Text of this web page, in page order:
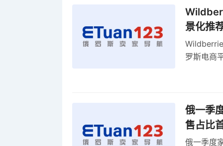
景化推
罗斯电商
俄一季
售占比
俄一季度